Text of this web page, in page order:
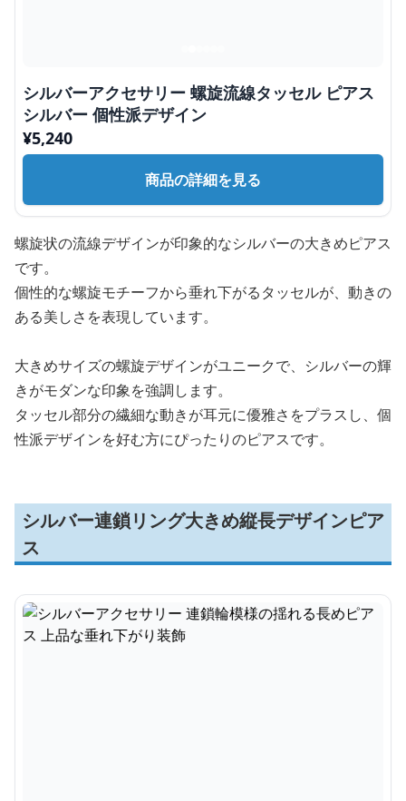
シルバーアクセサリー 螺旋流線タッセル ピアス
シルバー 個性派デザイン
¥5,240
商品の詳細を見る
螺旋状の流線デザインが印象的なシルバーの大きめピアス
です。
個性的な螺旋モチーフから垂れ下がるタッセルが、動きの
ある美しさを表現しています。
大きめサイズの螺旋デザインがユニークで、シルバーの輝
きがモダンな印象を強調します。
タッセル部分の繊細な動きが耳元に優雅さをプラスし、個
性派デザインを好む方にぴったりのピアスです。
シルバー連鎖リング大きめ縦長デザインピア
ス